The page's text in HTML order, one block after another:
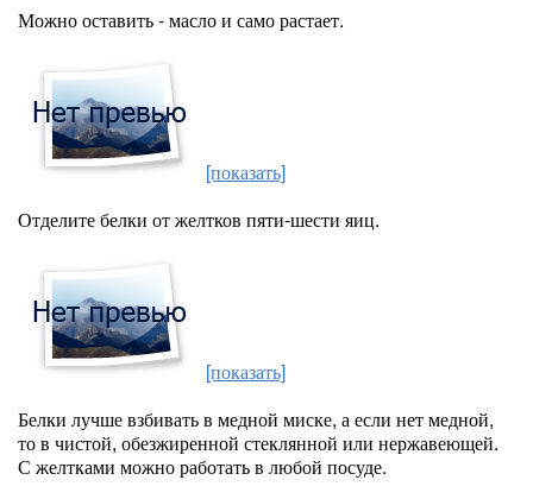
Можно оставить - масло и само растает.
[показать]
Отделите белки от желтков пяти-шести яиц.
[показать]
Белки лучше взбивать в медной миске, а если нет медной,
то в чистой, обезжиренной стеклянной или нержавеющей.
С желтками можно работать в любой посуде.